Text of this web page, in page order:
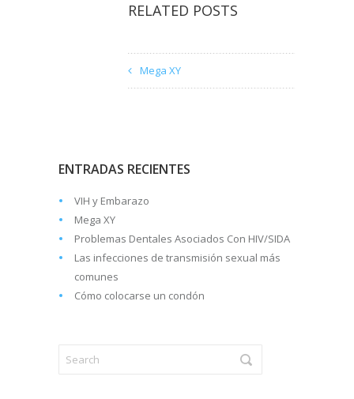
RELATED POSTS
Mega XY
ENTRADAS RECIENTES
VIH y Embarazo
Mega XY
Problemas Dentales Asociados Con HIV/SIDA
Las infecciones de transmisión sexual más
comunes
Cómo colocarse un condón